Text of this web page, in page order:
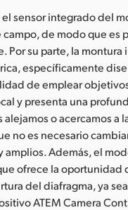
el sensor integrado del
de modo que es
Por su parte, la
específicamente
de emplear
y presenta una
o acercamos a
no es necesario
amplios. Además, el
ofrece la oportunidad
del diafragma, ya
ATEM Camera